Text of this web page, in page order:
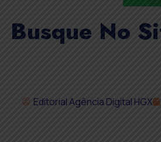
Busque No
Editorial Agência Digital HGX